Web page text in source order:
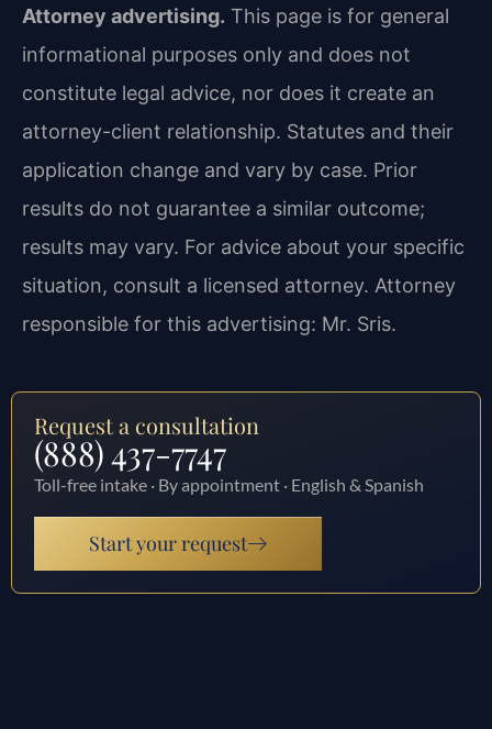
Attorney advertising. This page is for general
informational purposes only and does not
constitute legal advice, nor does it create an
attorney-client relationship. Statutes and their
application change and vary by case. Prior
results do not guarantee a similar outcome;
results may vary. For advice about your specific
situation, consult a licensed attorney. Attorney
responsible for this advertising: Mr. Sris.
Request a consultation
(888) 437-7747
Toll-free intake · By appointment · English & Spanish
Start your request